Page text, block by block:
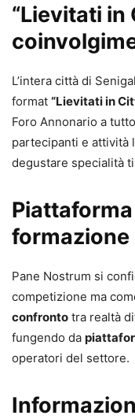
“Lievitati in
L’intera città di
format “Lievitati in
Foro Annonario a
partecipanti e attività
degustare specialità
formazione
Pane Nostrum si
competizione ma
confronto tra realtà
fungendo da
operatori del settore.